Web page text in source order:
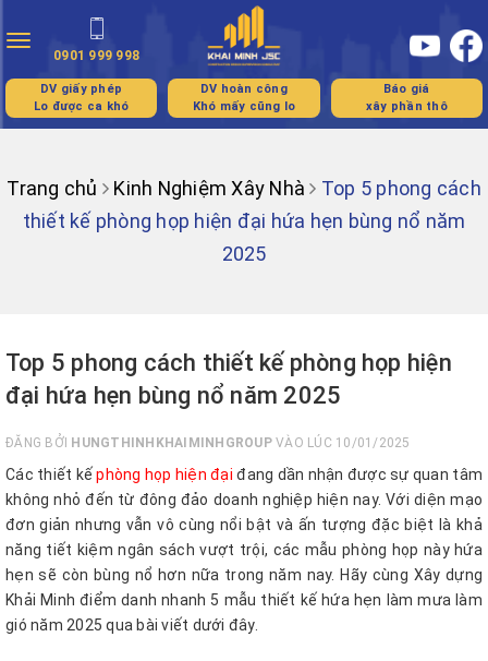
Toggle
navigation
0901 999 998
DV giấy phép
Lo được ca khó
DV hoàn công
Khó mấy cũng lo
Báo giá
xây phần thô
Trang chủ Kinh Nghiệm Xây Nhà
Top 5 phong cách
thiết kế phòng họp hiện đại hứa hẹn bùng nổ năm
2025
Top 5 phong cách thiết kế phòng họp hiện
đại hứa hẹn bùng nổ năm 2025
ĐĂNG BỞI HUNGTHINHKHAIMINHGROUPVÀO LÚC 10/01/2025
Các thiết kếphòng họp hiện đại đang dần nhận được sự quan tâm
không nhỏ đến từ đông đảo doanh nghiệp hiện nay. Với diện mạo
đơn giản nhưng vẫn vô cùng nổi bật và ấn tượng đặc biệt là khả
năng tiết kiệm ngân sách vượt trội, các mẫu phòng họp này hứa
hẹn sẽ còn bùng nổ hơn nữa trong năm nay. Hãy cùng Xây dựng
Khải Minh điểm danh nhanh 5 mẫu thiết kế hứa hẹn làm mưa làm
gió năm 2025 qua bài viết dưới đây.